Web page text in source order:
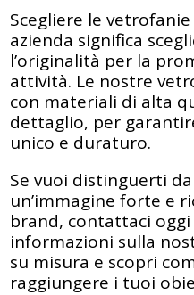
Scegliere le
azienda significa
l’originalità per la
attività. Le nostre
con materiali di alta
dettaglio, per
unico e duraturo.
Se vuoi distinguerti
un’immagine forte e
brand, contattaci
informazioni sulla
su misura e scopri
raggiungere i tuoi